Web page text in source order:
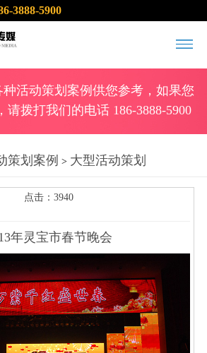
3888-5900
种活动策划案例供您参考，如果您
请拨打我们的电话 186-3888-5900
策划案例 > 大型活动策划
点击：3940
年灵宝市春节晚会